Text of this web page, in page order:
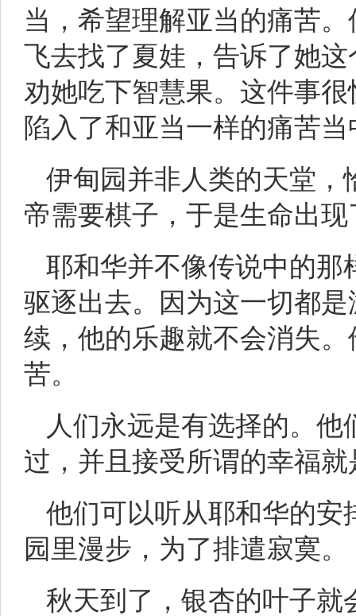
当，希望理解亚当的痛苦
飞去找了夏娃，告诉了她
劝她吃下智慧果。这件事
陷入了和亚当一样的痛苦当
伊甸园并非人类的天堂，
帝需要棋子，于是生命出
耶和华并不像传说中的那
驱逐出去。因为这一切都
续，他的乐趣就不会消失
苦。
人们永远是有选择的。
过，并且接受所谓的幸福
他们可以听从耶和华的安
园里漫步，为了排遣寂寞。
秋天到了，银杏的叶子就